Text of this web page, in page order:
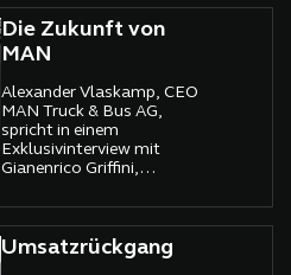
freien Transport von Gütern
auf der Straße
Die Zukunft von
MAN
Alexander Vlaskamp, CEO
MAN Truck & Bus AG,
spricht in einem
Exklusivinterview mit
Gianenrico Griffini,
Truck of the Year Jury.
Umsatzrückgang